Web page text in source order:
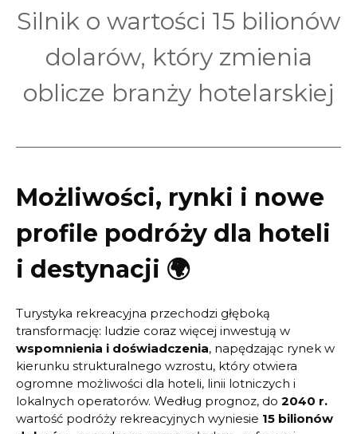
Silnik o wartości 15 bilionów
dolarów, który zmienia
oblicze branży hotelarskiej
Możliwości, rynki i nowe
profile podróży dla hoteli
i destynacji 🌍
Turystyka rekreacyjna przechodzi głęboką
transformację: ludzie coraz więcej inwestują w
wspomnienia i doświadczenia, napędzając rynek w
kierunku strukturalnego wzrostu, który otwiera
ogromne możliwości dla hoteli, linii lotniczych i
lokalnych operatorów. Według prognoz, do 2040 r.
wartość podróży rekreacyjnych wyniesie 15 bilionów